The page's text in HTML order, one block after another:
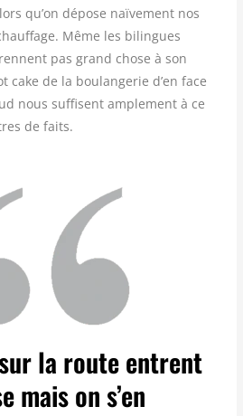
qu’on dépose naïvement nos
Même les bilingues
pas grand chose à son
cake de la boulangerie d’en face
nous suffisent amplement à ce
de faits.
la route entrent
mais on s’en